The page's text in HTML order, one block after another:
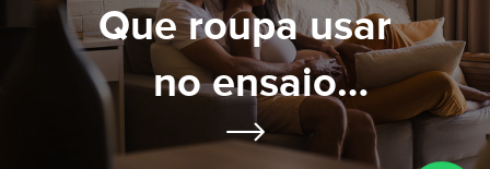
Que roupa usar
no ensaio
gestante?